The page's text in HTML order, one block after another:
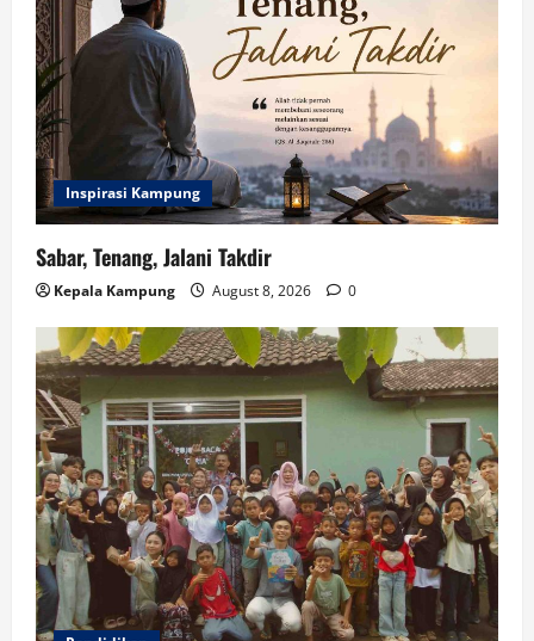
Inspirasi Kampung
Sabar, Tenang, Jalani Takdir
Kepala Kampung August 8, 2026 0